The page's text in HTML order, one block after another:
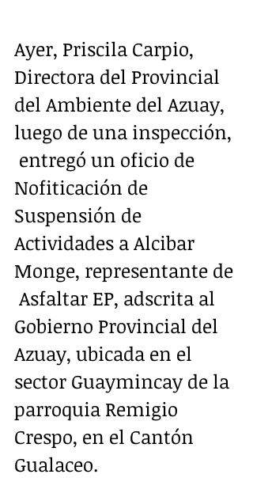
Ayer, Priscila Carpio,
Directora del Provincial
del Ambiente del Azuay,
luego de una inspección,
entregó un oficio de
Nofiticación de
Suspensión de
Actividades a Alcibar
Monge, representante de
Asfaltar EP, adscrita al
Gobierno Provincial del
Azuay, ubicada en el
sector Guaymincay de la
parroquia Remigio
Crespo, en el Cantón
Gualaceo.